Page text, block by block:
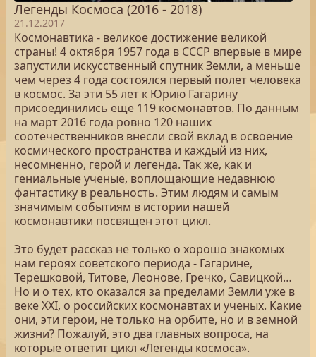
Легенды Космоса (2016 - 2018)
21.12.2017
Космонавтика - великое достижение великой
страны! 4 октября 1957 года в СССР впервые в мире
запустили искусственный спутник Земли, а меньше
чем через 4 года состоялся первый полет человека
в космос. За эти 55 лет к Юрию Гагарину
присоединились еще 119 космонавтов. По данным
на март 2016 года ровно 120 наших
соотечественников внесли свой вклад в освоение
космического пространства и каждый из них,
несомненно, герой и легенда. Так же, как и
гениальные ученые, воплощающие недавнюю
фантастику в реальность. Этим людям и самым
значимым событиям в истории нашей
космонавтики посвящен этот цикл.
Это будет рассказ не только о хорошо знакомых
нам героях советского периода - Гагарине,
Терешковой, Титове, Леонове, Гречко, Савицкой…
Но и о тех, кто оказался за пределами Земли уже в
веке XXI, о российских космонавтах и ученых. Какие
они, эти герои, не только на орбите, но и в земной
жизни? Пожалуй, это два главных вопроса, на
которые ответит цикл «Легенды космоса».